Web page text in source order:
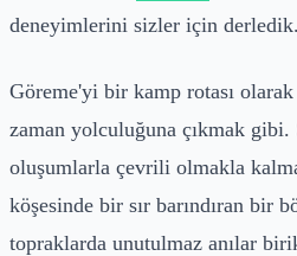
deneyimlerini sizler için derledik.
Göreme'yi bir kamp rotası
zaman yolculuğuna çıkmak gibi.
oluşumlarla çevrili olmakla
köşesinde bir sır barındıran bir
topraklarda unutulmaz anılar